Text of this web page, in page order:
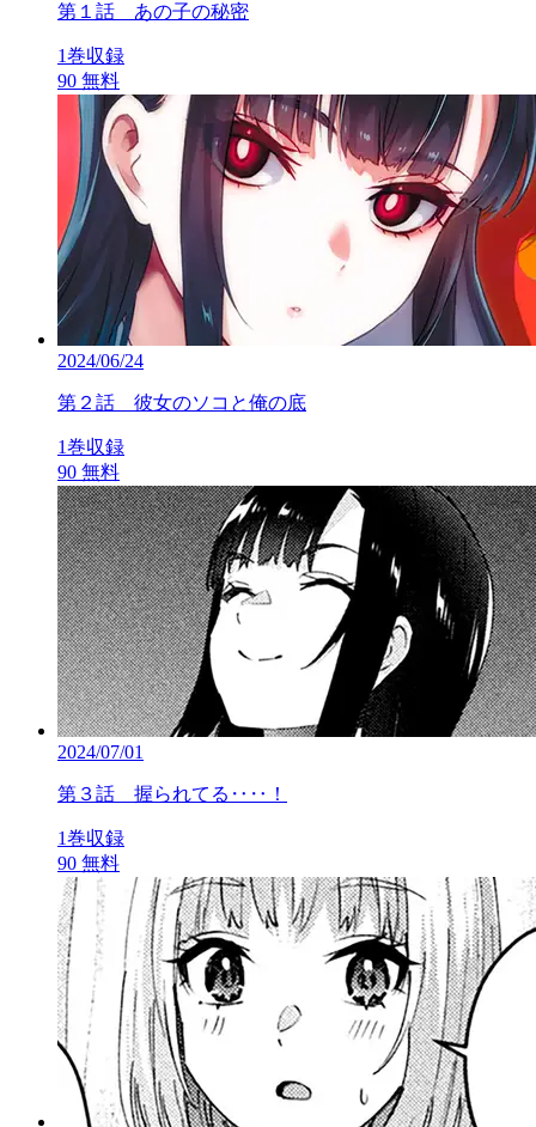
第１話 あの子の秘密
1巻収録
90 無料
2024/06/24
第２話 彼女のソコと俺の底
1巻収録
90 無料
2024/07/01
第３話 握られてる‥‥！
1巻収録
90 無料